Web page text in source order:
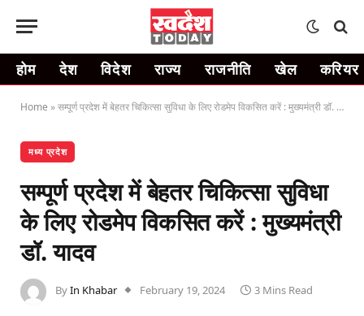
होम देश विदेश राज्य राजनीति खेल करियर
Home »सम्पूर्ण प्रदेश में बेहतर चिकित्सा सुविधा के लिए रोडमेप विकसित करें : मुख्यमंत्री डॉ. यादव
मध्य प्रदेश
सम्पूर्ण प्रदेश में बेहतर चिकित्सा सुविधा
के लिए रोडमेप विकसित करें : मुख्यमंत्री
डॉ. यादव
ByIn Khabar February 19, 2024 3 Mins Read